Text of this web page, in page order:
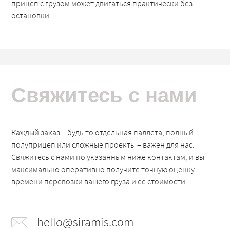
прицеп с грузом может двигаться практически без
остановки.
Свяжитесь с нами
Каждый заказ – будь то отдельная паллета, полный
полуприцеп или сложные проекты – важен для нас.
Свяжитесь с нами по указанным ниже контактам, и вы
максимально оперативно получите точную оценку
времени перевозки вашего груза и её стоимости.
hello@siramis.com